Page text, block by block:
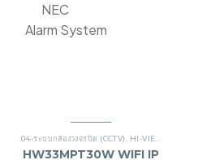
NEC
Alarm System
04-ระบบกล้องวงจรปิด (CCTV) HI-VIEW
HW33MPT30W WIFI IP